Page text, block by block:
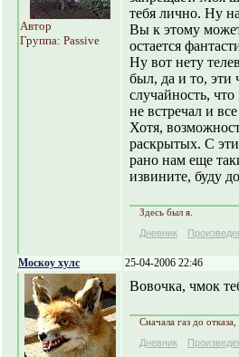
Автор
Группа: Passive
тебя лично. Ну
Вы к этому может
остается
Ну вот нету
был, да и то, эти
случайность,
не встречал и все
Хотя,
раскрытых. С
рано нам еще
извините, буду
Здесь был я.
Дневник
Москоу хулс 25-04-2006 22:46
Вовочка, чмок
Сначала газ до
Дневник